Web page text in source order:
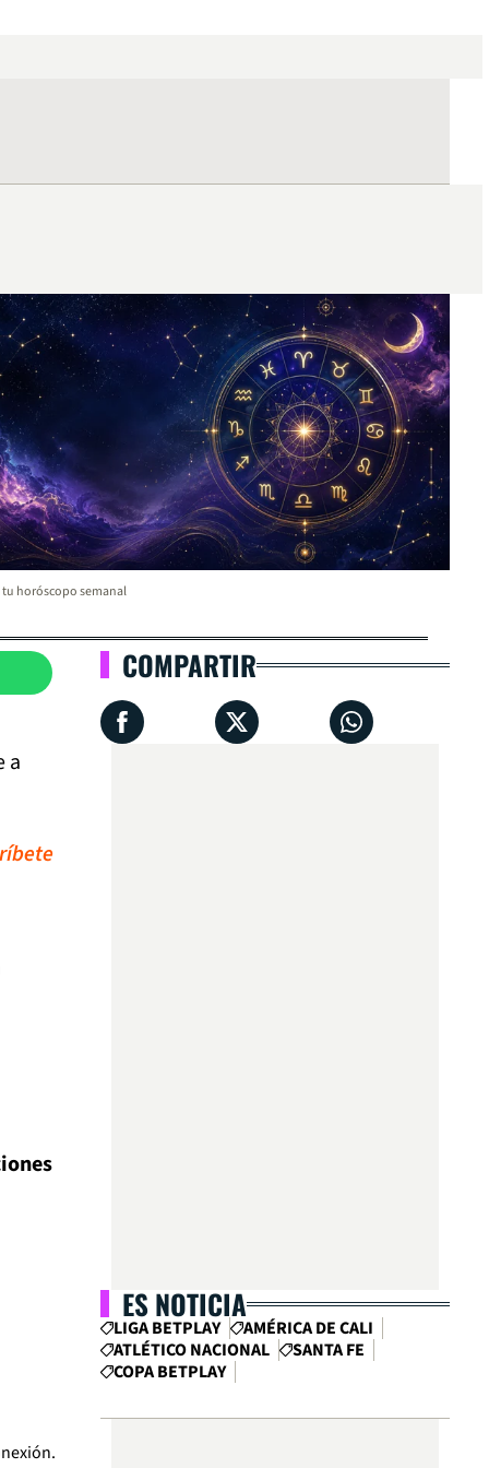
tu horóscopo semanal
a
COMPARTIR
ES NOTICIA
LIGA BETPLAY
AMÉRICA DE CALI
ATLÉTICO NACIONAL
SANTA FE
COPA BETPLAY